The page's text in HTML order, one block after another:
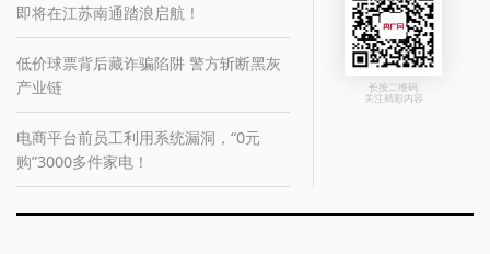
即将在江苏南通踏浪启航！
低价球票背后藏诈骗陷阱 警方斩断黑灰
产业链
电商平台前员工利用系统漏洞，“0元
购”3000多件家电！
长按二维码
关注精彩内容